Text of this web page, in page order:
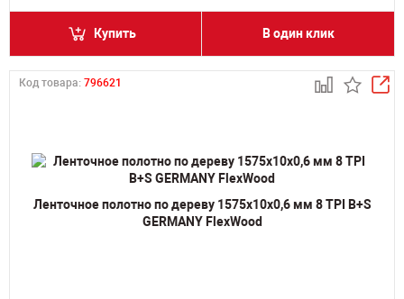
Купить В один клик
Код товара: 796621
Ленточное полотно по дереву 1575х10х0,6 мм 8 TPI B+S
GERMANY FlexWood